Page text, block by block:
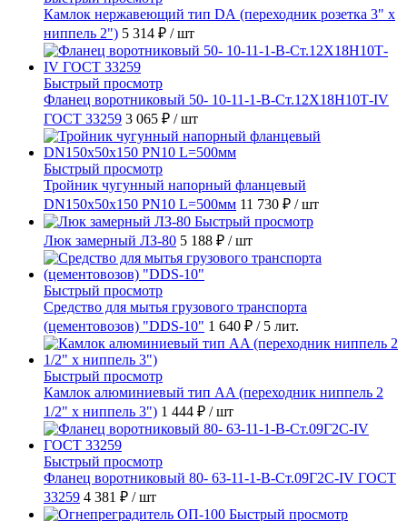
Камлок нержавеющий тип DА (переходник розетка 3" х
ниппель 2") 5 314 ₽ / шт
Быстрый просмотр
Фланец воротниковый 50- 10-11-1-B-Ст.12Х18Н10Т-IV
ГОСТ 33259 3 065 ₽ / шт
Быстрый просмотр
Тройник чугунный напорный фланцевый
DN150х50х150 PN10 L=500мм 11 730 ₽ / шт
Быстрый просмотр
Люк замерный ЛЗ-80 5 188 ₽ / шт
Быстрый просмотр
Средство для мытья грузового транспорта
(цементовозов) "DDS-10" 1 640 ₽ / 5 лит.
Быстрый просмотр
Камлок алюминиевый тип AA (переходник ниппель 2
1/2" х ниппель 3") 1 444 ₽ / шт
Быстрый просмотр
Фланец воротниковый 80- 63-11-1-B-Ст.09Г2С-IV ГОСТ
33259 4 381 ₽ / шт
Быстрый просмотр